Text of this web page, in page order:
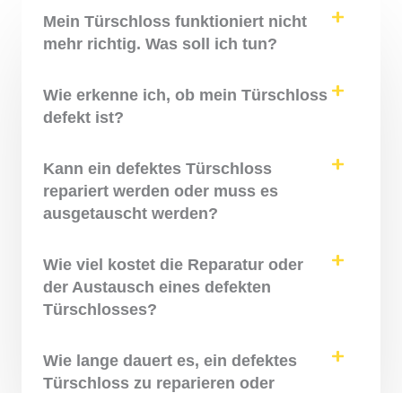
Mein Türschloss funktioniert nicht
mehr richtig. Was soll ich tun?
Wie erkenne ich, ob mein Türschloss
defekt ist?
Kann ein defektes Türschloss
repariert werden oder muss es
ausgetauscht werden?
Wie viel kostet die Reparatur oder
der Austausch eines defekten
Türschlosses?
Wie lange dauert es, ein defektes
Türschloss zu reparieren oder